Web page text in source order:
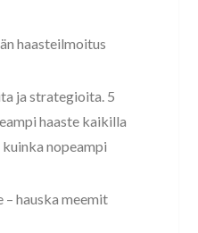
haasteilmoitus
ja strategioita. 5
haaste kaikilla
nopeampi
hauska meemit